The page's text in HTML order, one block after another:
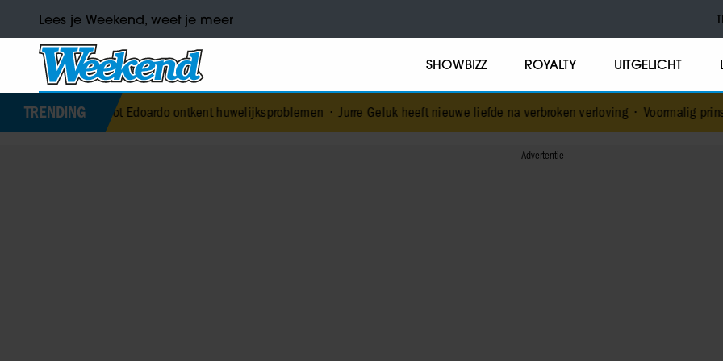
Lees je Weekend, weet je meer
SHOWBIZZ ROYALTY UITGELICHT
TRENDING
Edoardo ontkent huwelijksproblemen• Jurre Geluk heeft nieuwe liefde na verbroken verloving•Voormalig prins Andrew werd